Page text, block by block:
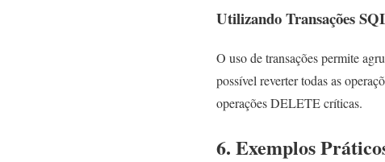
Utilizando Transações
O uso de transações permite
possível reverter todas as
operações DELETE críticas.
6. Exemplos